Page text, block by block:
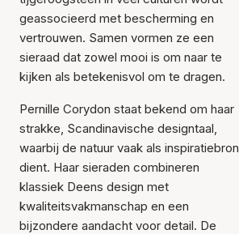
het winkelmandje
geassocieerd met bescherming en
vertrouwen. Samen vormen ze een
sieraad dat zowel mooi is om naar te
kijken als betekenisvol om te dragen.
Pernille Corydon staat bekend om haar
strakke, Scandinavische designtaal,
waarbij de natuur vaak als inspiratiebron
dient. Haar sieraden combineren
klassiek Deens design met
kwaliteitsvakmanschap en een
bijzondere aandacht voor detail. De